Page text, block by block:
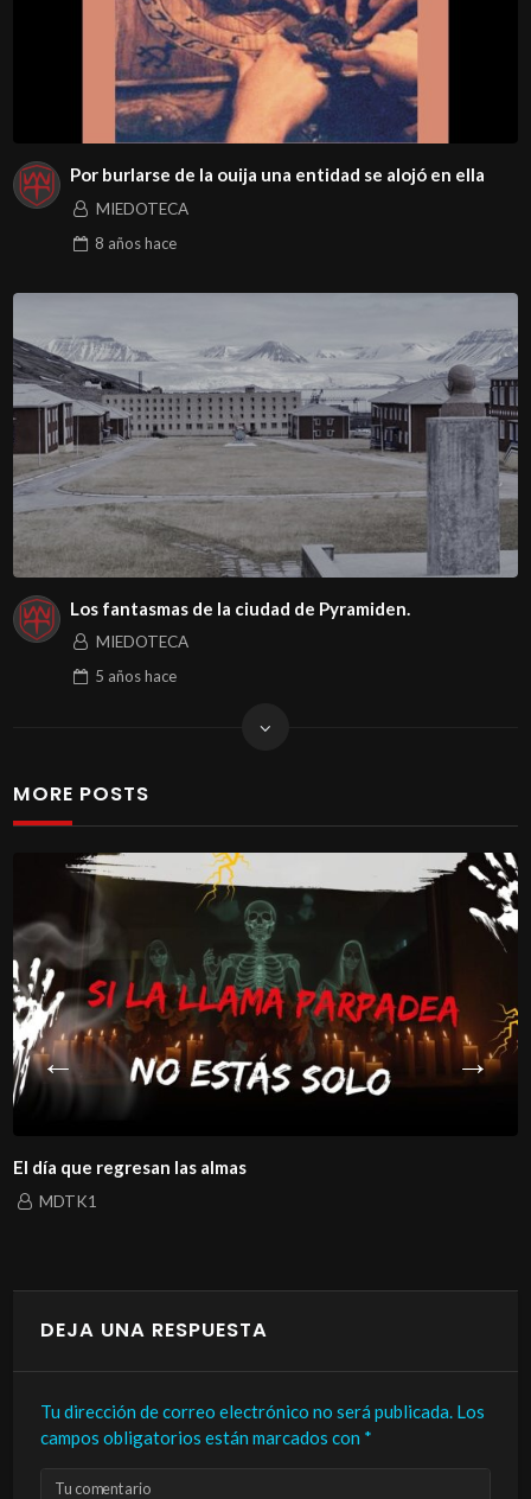
Por burlarse de la ouija una entidad se alojó en ella
MIEDOTECA
8 añoshace
Los fantasmas de la ciudad de Pyramiden.
MIEDOTECA
5 añoshace
MORE POSTS
El día que regresan las almas
MDTK1
DEJA UNA RESPUESTA
Tu dirección de correo electrónico no será publicada. Los
campos obligatorios están marcados con *
Tu comentario